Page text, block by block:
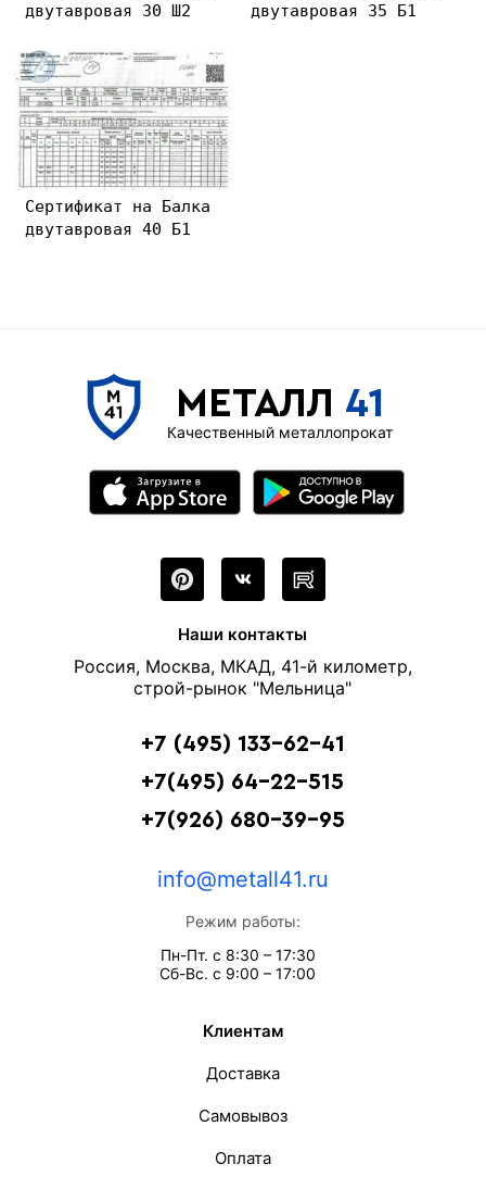
двутавровая 30 Ш2
двутавровая 35 Б1
Сертификат на Балка
двутавровая 40 Б1
МЕТАЛЛ 41
Качественный металлопрокат
Наши контакты
Россия, Москва, МКАД, 41-й километр,
строй-рынок "Мельница"
+7 (495) 133-62-41
+7(495) 64-22-515
+7(926) 680-39-95
info@metall41.ru
Режим работы:
Пн-Пт. с 8:30 – 17:30
Сб-Вс. с 9:00 – 17:00
Клиентам
Доставка
Самовывоз
Оплата